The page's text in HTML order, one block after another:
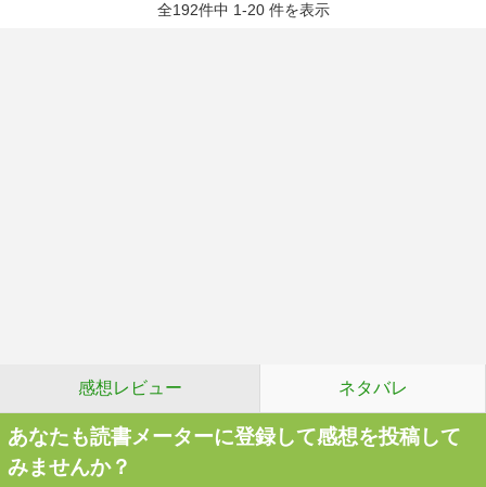
全192件中 1-20 件を表示
感想レビュー ネタバレ
あなたも読書メーターに登録して感想を投稿して
みませんか？